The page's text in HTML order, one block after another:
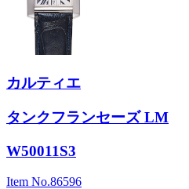
カルティエ
タンクフランセーズ LM
W50011S3
Item No.86596